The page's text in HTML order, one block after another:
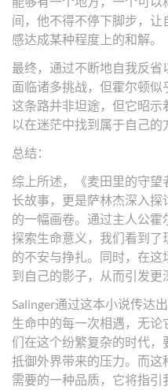
间，他不得不停下脚步，
感达成某种程度上的和解。
最终，通过不断地自我反
面临诸多挑战，但霍尔顿似
这条路并非坦途，但它昭
以在迷茫中找到属于自己的
总结：
综上所述，《麦田里的守
长故事，更是萨林杰深入
的一幅画卷。通过主人公霍
探索生命意义，我们看到
的不安与挣扎。同时，在
到自己的影子，从而引发更
Salinger通过这本小说传达
生命中的每一次相遇，无
们在这个纷繁复杂的时代，
抵御外界带来的压力。而
需要的一种品质，它将指